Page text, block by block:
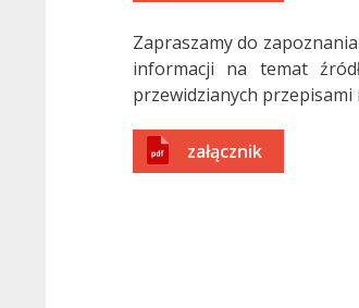
Zapraszamy do
informacji na temat
przewidzianych
załącznik